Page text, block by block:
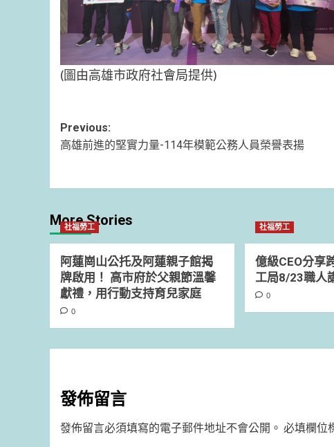
(圖由高雄市政府社會局提供)
Post
navigation
Previous:
高雄前進的堅實力量-114年模範公務人員榮譽表揚
More Stories
社福勞工
阿蓮崗山公托及阿蓮親子館揭
牌啟用！ 高市府於父親節溫馨
獻禮，用行動支持育兒家庭
0
社福勞工
億級CEO分享
工局8/23職人
0
發佈留言
發佈留言必須填寫的電子郵件地址不會公開。 必填欄位